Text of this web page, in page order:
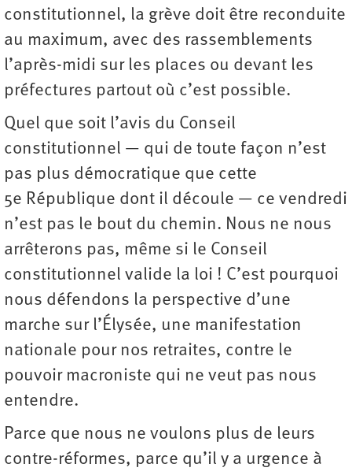
constitutionnel, la grève doit être reconduite
au maximum, avec des rassemblements
l’après-midi sur les places ou devant les
préfectures partout où c’est possible.
Quel que soit l’avis du Conseil
constitutionnel — qui de toute façon n’est
pas plus démocratique que cette
5e République dont il découle — ce vendredi
n’est pas le bout du chemin. Nous ne nous
arrêterons pas, même si le Conseil
constitutionnel valide la loi ! C’est pourquoi
nous défendons la perspective d’une
marche sur l’Élysée, une manifestation
nationale pour nos retraites, contre le
pouvoir macroniste qui ne veut pas nous
entendre.
Parce que nous ne voulons plus de leurs
contre-réformes, parce qu’il y a urgence à